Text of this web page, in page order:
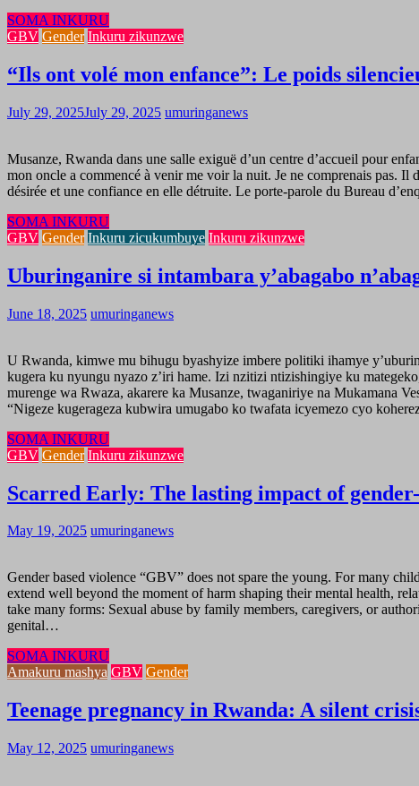
SOMA INKURU
GBV Gender Inkuru zikunzwe
“Ils ont volé mon enfance”: Le poids
July 29, 2025July 29, 2025 umuringanews
Musanze, Rwanda dans une salle exiguë d’un centre d’accueil pour
mon oncle a commencé à venir me voir la nuit. Je ne comprenais pas. Il
désirée et une confiance en elle détruite. Le porte-parole du Bureau
SOMA INKURU
GBV Gender Inkuru zicukumbuye Inkuru zikunzwe
Uburinganire si intambara y’abagabo
June 18, 2025 umuringanews
U Rwanda, kimwe mu bihugu byashyize imbere politiki ihamye
kugera ku nyungu nyazo z’iri hame. Izi nzitizi ntizishingiye ku
murenge wa Rwaza, akarere ka Musanze, twaganiriye na Mukamana
“Nigeze kugerageza kubwira umugabo ko twafata icyemezo cyo
SOMA INKURU
GBV Gender Inkuru zikunzwe
Scarred Early: The lasting impact of
May 19, 2025 umuringanews
Gender based violence “GBV” does not spare the young. For many
extend well beyond the moment of harm shaping their mental health,
take many forms: Sexual abuse by family members, caregivers, or
genital…
SOMA INKURU
Amakuru mashya GBV Gender
Teenage pregnancy in Rwanda: A silent
May 12, 2025 umuringanews